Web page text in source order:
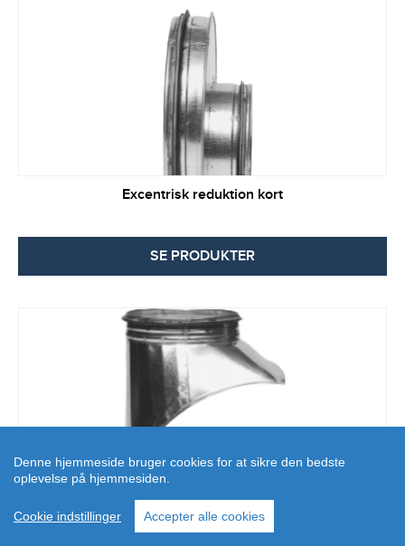
Excentrisk reduktion kort
SE PRODUKTER
Excentrisk bygget saddelstykke
Denne hjemmeside bruger cookies for at sikre den bedste
oplevelse på hjemmesiden.
Cookie indstillinger Accepter alle cookies